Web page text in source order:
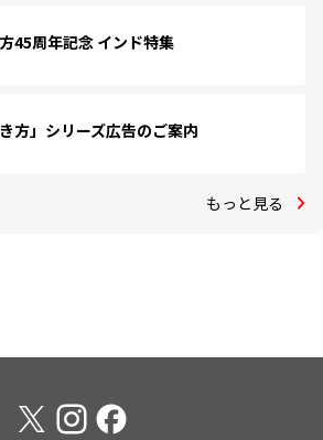
45周年記念 インド特集
き方」シリーズ広告のご案内
もっと見る